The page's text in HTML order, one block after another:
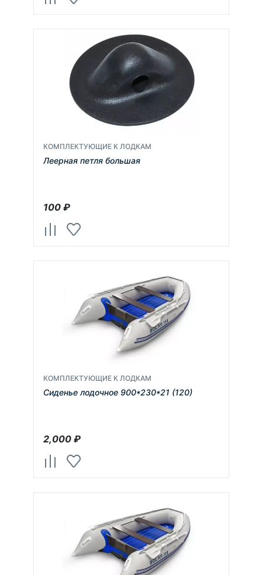
КОМПЛЕКТУЮЩИЕ К ЛОДКАМ
Леерная петля большая
100₽
КОМПЛЕКТУЮЩИЕ К ЛОДКАМ
Сиденье лодочное 900*230*21 (120)
2,000₽